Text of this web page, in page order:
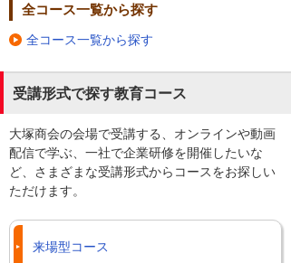
全コース一覧から探す
全コース一覧から探す
受講形式で探す教育コース
大塚商会の会場で受講する、オンラインや動画
配信で学ぶ、一社で企業研修を開催したいな
ど、さまざまな受講形式からコースをお探しい
ただけます。
来場型コース